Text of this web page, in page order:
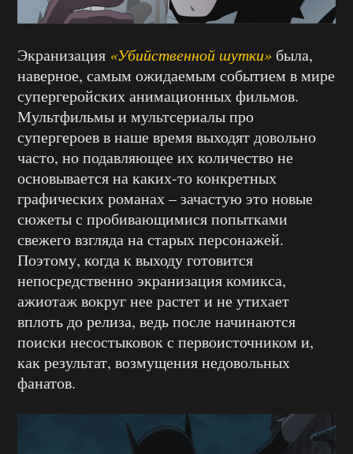
Экранизация «Убийственной шутки» была,
наверное, самым ожидаемым событием в мире
супергеройских анимационных фильмов.
Мультфильмы и мультсериалы про
супергероев в наше время выходят довольно
часто, но подавляющее их количество не
основывается на каких-то конкретных
графических романах – зачастую это новые
сюжеты с пробивающимися попытками
свежего взгляда на старых персонажей.
Поэтому, когда к выходу готовится
непосредственно экранизация комикса,
ажиотаж вокруг нее растет и не утихает
вплоть до релиза, ведь после начинаются
поиски несостыковок с первоисточником и,
как результат, возмущения недовольных
фанатов.